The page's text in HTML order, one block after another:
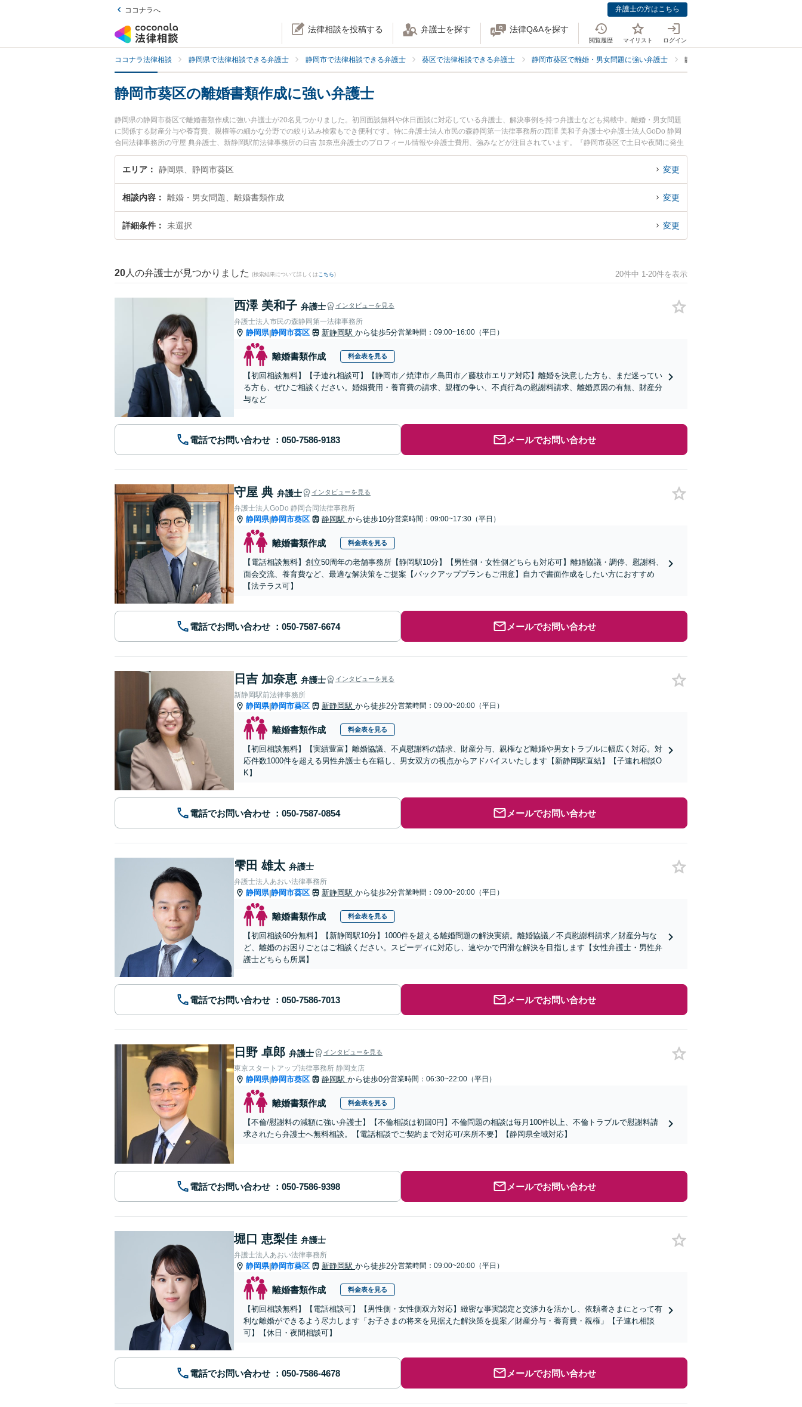
ココナラへ 弁護士の方はこちら
法律相談を投稿する 弁護士を探す 法律Q&Aを探す
閲覧履歴 マイリスト ログイン
ココナラ法律相談 静岡県で法律相談できる弁護士 静岡市で法律相談できる弁護士 葵区で法律相談できる弁護士 静岡市葵区で離婚・男女問題に強い弁護士 静岡市葵区で離婚書類作成に強い弁
静岡市葵区の離婚書類作成に強い弁護士
静岡県の静岡市葵区で離婚書類作成に強い弁護士が20名見つかりました。初回面談無料や休日面談に対応している弁護士、解決事例を持つ弁護士なども掲載中。離婚・男女問題
に関係する財産分与や養育費、親権等の細かな分野での絞り込み検索もでき便利です。特に弁護士法人市民の森静岡第一法律事務所の西澤 美和子弁護士や弁護士法人GoDo 静岡
合同法律事務所の守屋 典弁護士、新静岡駅前法律事務所の日吉 加奈恵弁護士のプロフィール情報や弁護士費用、強みなどが注目されています。『静岡市葵区で土日や夜間に発生
した離婚書類作成のトラブルを今すぐに弁護士に相談したい』『離婚書類作成のトラブル解決の実績豊富な近くの弁護士を検索したい』『初回相談無料で離婚書類作成を法律相談
できる静岡市葵区内の弁護士に相談予約したい』などでお困りの相談者さんにおすすめです。
エリア 静岡県、静岡市葵区 変更
相談内容 離婚・男女問題、離婚書類作成 変更
詳細条件 未選択 変更
20 人の弁護士が見つかりました (検索結果について詳しくは こちら) 20件中 1-20件を表示
西澤 美和子 弁護士 インタビューを見る
弁護士法人市民の森静岡第一法律事務所
静岡県|静岡市葵区 新静岡駅 から徒歩5分営業時間：09:00~16:00（平日）
離婚書類作成 料金表を見る
【初回相談無料】【子連れ相談可】【静岡市／焼津市／島田市／藤枝市エリア対応】離婚を決意した方も、まだ迷ってい
る方も、ぜひご相談ください。婚姻費用・養育費の請求、親権の争い、不貞行為の慰謝料請求、離婚原因の有無、財産分
与など
電話でお問い合わせ メールでお問い合わせ
守屋 典 弁護士 インタビューを見る
弁護士法人GoDo 静岡合同法律事務所
静岡県|静岡市葵区 静岡駅 から徒歩10分営業時間：09:00~17:30（平日）
離婚書類作成 料金表を見る
【電話相談無料】創立50周年の老舗事務所【静岡駅10分】【男性側・女性側どちらも対応可】離婚協議・調停、慰謝料、
面会交流、養育費など、最適な解決策をご提案【バックアッププランもご用意】自力で書面作成をしたい方におすすめ
【法テラス可】
電話でお問い合わせ メールでお問い合わせ
日吉 加奈恵 弁護士 インタビューを見る
新静岡駅前法律事務所
静岡県|静岡市葵区 新静岡駅 から徒歩2分営業時間：09:00~20:00（平日）
離婚書類作成 料金表を見る
【初回相談無料】【実績豊富】離婚協議、不貞慰謝料の請求、財産分与、親権など離婚や男女トラブルに幅広く対応。対
応件数1000件を超える男性弁護士も在籍し、男女双方の視点からアドバイスいたします【新静岡駅直結】【子連れ相談O
K】
電話でお問い合わせ メールでお問い合わせ
雫田 雄太 弁護士
弁護士法人あおい法律事務所
静岡県|静岡市葵区 新静岡駅 から徒歩2分営業時間：09:00~20:00（平日）
離婚書類作成 料金表を見る
【初回相談60分無料】【新静岡駅10分】1000件を超える離婚問題の解決実績。離婚協議／不貞慰謝料請求／財産分与な
ど、離婚のお困りごとはご相談ください。スピーディに対応し、速やかで円滑な解決を目指します【女性弁護士・男性弁
護士どちらも所属】
電話でお問い合わせ メールでお問い合わせ
日野 卓郎 弁護士 インタビューを見る
東京スタートアップ法律事務所 静岡支店
静岡県|静岡市葵区 静岡駅 から徒歩0分営業時間：06:30~22:00（平日）
離婚書類作成 料金表を見る
【不倫/慰謝料の減額に強い弁護士】【不倫相談は初回0円】不倫問題の相談は毎月100件以上、不倫トラブルで慰謝料請
求されたら弁護士へ無料相談。【電話相談でご契約まで対応可/来所不要】【静岡県全域対応】
電話でお問い合わせ メールでお問い合わせ
堀口 恵梨佳 弁護士
弁護士法人あおい法律事務所
静岡県|静岡市葵区 新静岡駅 から徒歩2分営業時間：09:00~20:00（平日）
離婚書類作成 料金表を見る
【初回相談無料】【電話相談可】【男性側・女性側双方対応】緻密な事実認定と交渉力を活かし、依頼者さまにとって有
利な離婚ができるよう尽力します「お子さまの将来を見据えた解決策を提案／財産分与・養育費・親権」【子連れ相談
可】【休日・夜間相談可】
電話でお問い合わせ メールでお問い合わせ